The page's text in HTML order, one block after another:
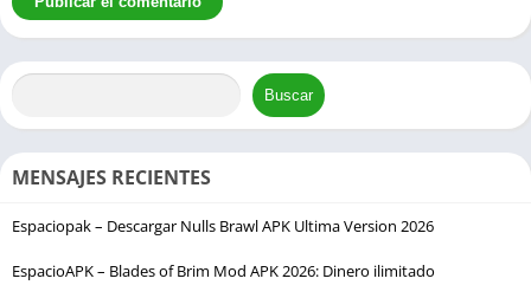
Buscar
MENSAJES RECIENTES
Espaciopak – Descargar Nulls Brawl APK Ultima Version 2026
EspacioAPK – Blades of Brim Mod APK 2026: Dinero ilimitado